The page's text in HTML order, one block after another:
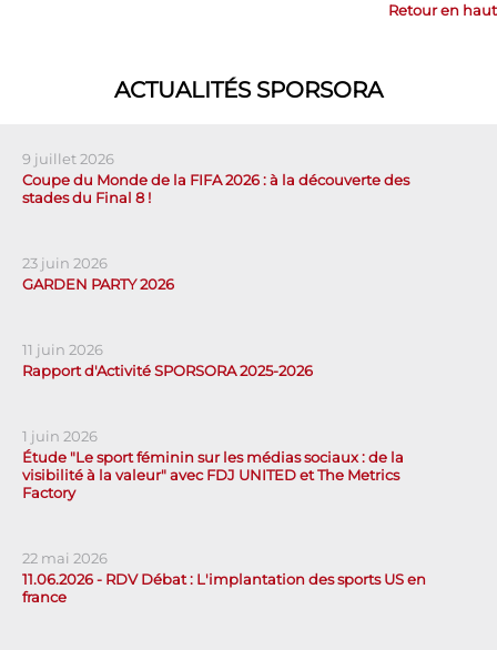
Retour en haut
ACTUALITÉS SPORSORA
9 juillet 2026
Coupe du Monde de la FIFA 2026 : à la découverte des
stades du Final 8 !
23 juin 2026
GARDEN PARTY 2026
11 juin 2026
Rapport d'Activité SPORSORA 2025-2026
1 juin 2026
Étude "Le sport féminin sur les médias sociaux : de la
visibilité à la valeur" avec FDJ UNITED et The Metrics
Factory
22 mai 2026
11.06.2026 - RDV Débat : L'implantation des sports US en
france